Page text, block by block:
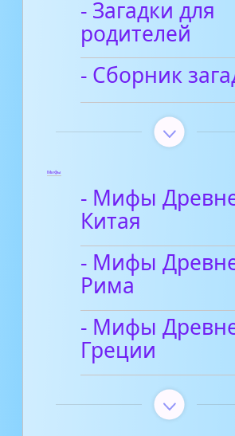
- Загадки для
родителей
- Сборник
Мифы
- Мифы
Китая
- Мифы
Рима
- Мифы
Греции